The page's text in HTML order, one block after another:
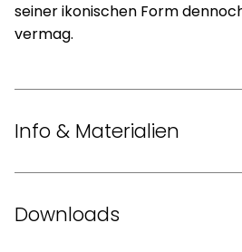
seiner ikonischen Form
vermag.
Info & Materialien
Downloads